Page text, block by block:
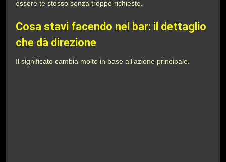
essere te stesso senza troppe richieste.
Cosa stavi facendo nel bar: il dettaglio
che dà direzione
Il significato cambia molto in base all’azione principale.